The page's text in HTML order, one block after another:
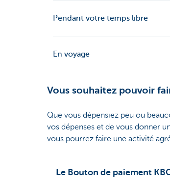
Pendant votre temps libre
En voyage
Vous souhaitez pouvoir
Que vous dépensiez peu ou
vos dépenses et de vous donner
vous pourrez faire une activité
Le Bouton de paiement